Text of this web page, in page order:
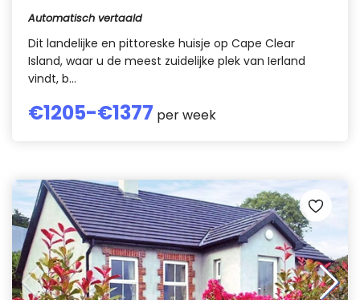
Automatisch vertaald
Dit landelijke en pittoreske huisje op Cape Clear
Island, waar u de meest zuidelijke plek van Ierland
vindt, b...
€1205-€1377 per week